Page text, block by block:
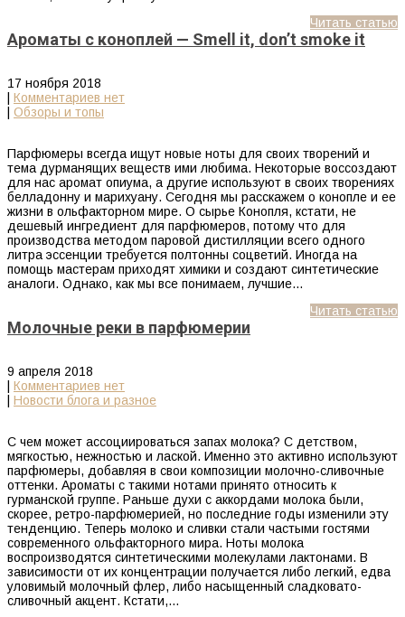
Читать статью
Ароматы с коноплей — Smell it, don’t smoke it
17 ноября 2018
Комментариев нет
Обзоры и топы
Парфюмеры всегда ищут новые ноты для своих творений и
тема дурманящих веществ ими любима. Некоторые воссоздают
для нас аромат опиума, а другие используют в своих творениях
белладонну и марихуану. Сегодня мы расскажем о конопле и ее
жизни в ольфакторном мире. О сырье Конопля, кстати, не
дешевый ингредиент для парфюмеров, потому что для
производства методом паровой дистилляции всего одного
литра эссенции требуется полтонны соцветий. Иногда на
помощь мастерам приходят химики и создают синтетические
аналоги. Однако, как мы все понимаем, лучшие…
Читать статью
Молочные реки в парфюмерии
9 апреля 2018
Комментариев нет
Новости блога и разное
С чем может ассоциироваться запах молока? С детством,
мягкостью, нежностью и лаской. Именно это активно используют
парфюмеры, добавляя в свои композиции молочно-сливочные
оттенки. Ароматы с такими нотами принято относить к
гурманской группе. Раньше духи с аккордами молока были,
скорее, ретро-парфюмерией, но последние годы изменили эту
тенденцию. Теперь молоко и сливки стали частыми гостями
современного ольфакторного мира. Ноты молока
воспроизводятся синтетическими молекулами лактонами. В
зависимости от их концентрации получается либо легкий, едва
уловимый молочный флер, либо насыщенный сладковато-
сливочный акцент. Кстати,…